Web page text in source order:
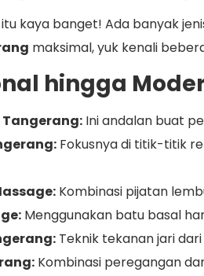
itu kaya banget! Ada banyak
maksimal, yuk kenali
hingga
Ini andalan buat
Fokusnya di titik-titik
Kombinasi pijatan
Menggunakan batu basal
Teknik tekanan jari
Kombinasi peregangan